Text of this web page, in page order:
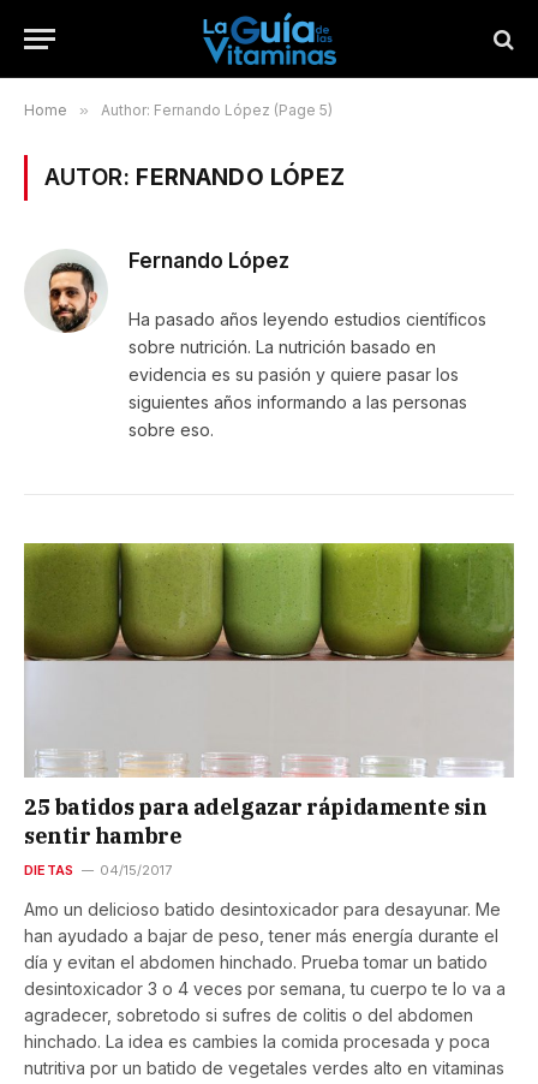
Home » Author: Fernando López (Page 5)
AUTOR: FERNANDO LÓPEZ
Fernando López
Ha pasado años leyendo estudios científicos
sobre nutrición. La nutrición basado en
evidencia es su pasión y quiere pasar los
siguientes años informando a las personas
sobre eso.
25 batidos para adelgazar rápidamente sin
sentir hambre
DIETAS 04/15/2017
Amo un delicioso batido desintoxicador para desayunar. Me
han ayudado a bajar de peso, tener más energía durante el
día y evitan el abdomen hinchado. Prueba tomar un batido
desintoxicador 3 o 4 veces por semana, tu cuerpo te lo va a
agradecer, sobretodo si sufres de colitis o del abdomen
hinchado. La idea es cambies la comida procesada y poca
nutritiva por un batido de vegetales verdes alto en vitaminas